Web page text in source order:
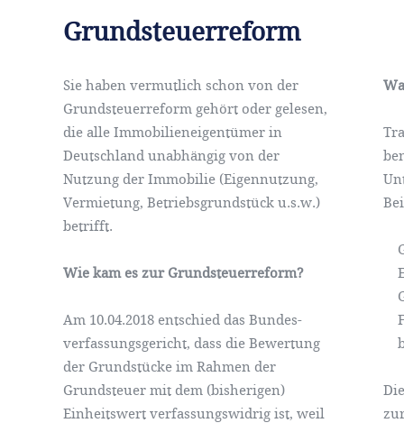
Grundsteuerreform
Sie haben vermutlich schon von der
Grundsteuerreform gehört oder gelesen,
die alle Immobilieneigentümer in
Deutschland unabhängig von der
Nutzung der Immobilie (Eigennutzung,
Vermietung, Betriebsgrundstück u.s.w.)
betrifft.
Wie kam es zur Grundsteuerreform?
Am 10.04.2018 entschied das Bundes-
verfassungsgericht, dass die Bewertung
der Grundstücke im Rahmen der
Grundsteuer mit dem (bisherigen)
Einheitswert verfassungswidrig ist, weil